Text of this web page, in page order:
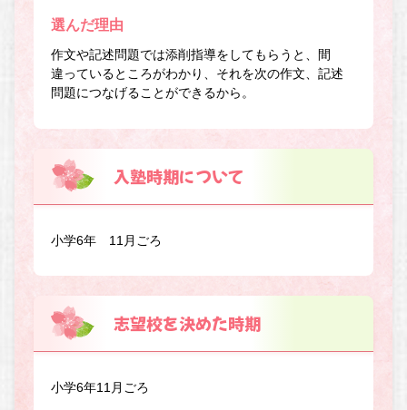
選んだ理由
作文や記述問題では添削指導をしてもらうと、間
違っているところがわかり、それを次の作文、記述
問題につなげることができるから。
入塾時期について
小学6年 11月ごろ
志望校を決めた時期
小学6年11月ごろ